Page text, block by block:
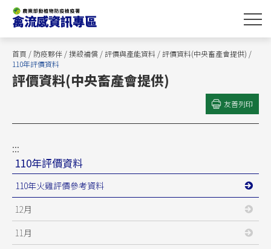
主
首頁 / 防疫夥伴 /撲殺補償 / 評價與產能資料 / 評價資料(中央畜產會提供) /
110年評價資料
評價資料(中央畜產會提供)
友善列印
:::
110年評價資料
110年火雞評價參考資料
12月
11月